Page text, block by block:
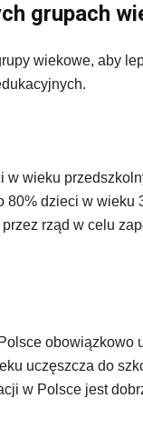
grupach
wiekowe, aby
w wieku
80% dzieci w
rząd w celu
obowiązkowo
uczęszcza do
w Polsce jest